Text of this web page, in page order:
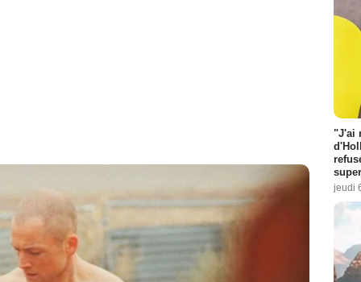
"J'ai
jeudi